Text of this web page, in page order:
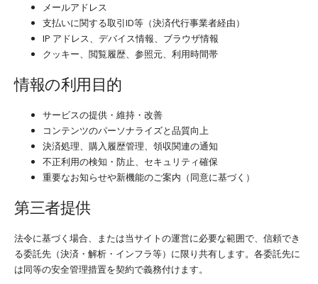
メールアドレス
支払いに関する取引ID等（決済代行事業者経由）
IP アドレス、デバイス情報、ブラウザ情報
クッキー、閲覧履歴、参照元、利用時間帯
情報の利用目的
サービスの提供・維持・改善
コンテンツのパーソナライズと品質向上
決済処理、購入履歴管理、領収関連の通知
不正利用の検知・防止、セキュリティ確保
重要なお知らせや新機能のご案内（同意に基づく）
第三者提供
法令に基づく場合、または当サイトの運営に必要な範囲で、信頼でき
る委託先（決済・解析・インフラ等）に限り共有します。各委託先に
は同等の安全管理措置を契約で義務付けます。